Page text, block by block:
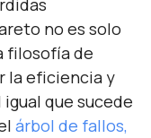
no es solo
filosofía de
la eficiencia y
que sucede
árbol de fallos,